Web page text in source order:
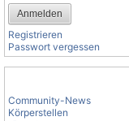
Registrieren
Passwort vergessen
Community-News
Körperstellen